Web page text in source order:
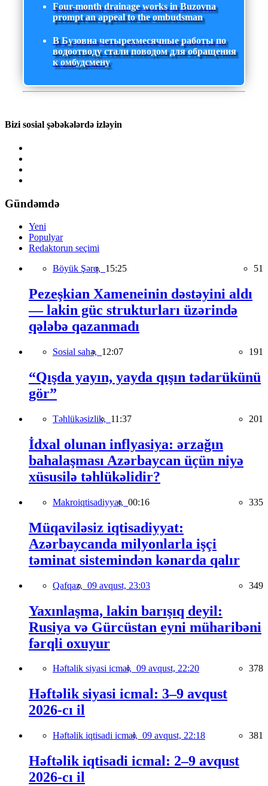
Four-month drainage works in Buzovna
prompt an appeal to the ombudsman
В Бузовна четырехмесячные работы по
водоотводу стали поводом для обращения
к омбудсмену
Bizi sosial şəbəkələrdə izləyin
Gündəmdə
Yeni
Populyar
Redaktorun seçimi
Böyük Şərq, 15:25 51
Pezeşkian Xameneinin dəstəyini aldı
— lakin güc strukturları üzərində
qələbə qazanmadı
Sosial sahə, 12:07 191
“Qışda yayın, yayda qışın tədarükünü
gör”
Təhlükəsizlik, 11:37 201
İdxal olunan inflyasiya: ərzağın
bahalaşması Azərbaycan üçün niyə
xüsusilə təhlükəlidir?
Makroiqtisadiyyat, 00:16 335
Müqaviləsiz iqtisadiyyat:
Azərbaycanda milyonlarla işçi
təminat sistemindən kənarda qalır
Qafqaz, 09 avqust, 23:03 349
Yaxınlaşma, lakin barışıq deyil:
Rusiya və Gürcüstan eyni müharibəni
fərqli oxuyur
Həftəlik siyasi icmal, 09 avqust, 22:20 378
Həftəlik siyasi icmal: 3–9 avqust
2026-cı il
Həftəlik iqtisadi icmal, 09 avqust, 22:18 381
Həftəlik iqtisadi icmal: 2–9 avqust
2026-cı il